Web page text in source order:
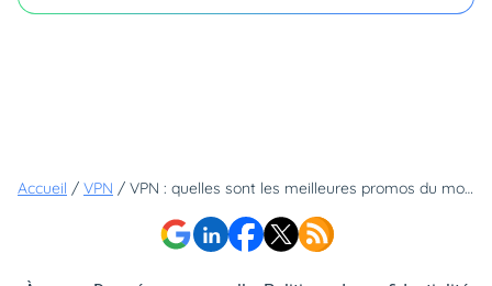
Accueil / VPN / VPN : quelles sont les meilleures promos du moment ?